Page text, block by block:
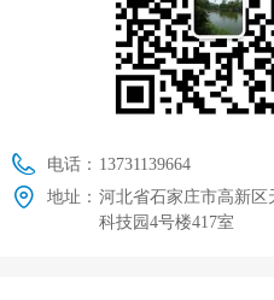
电话： 13731139664
地址： 河北省石家庄市高新区
科技园4号楼417室